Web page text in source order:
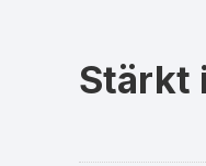
Stärkt